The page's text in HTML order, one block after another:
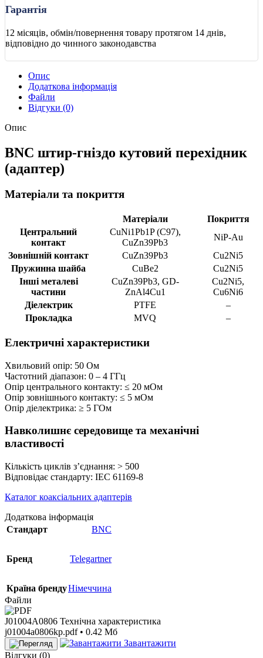
Гарантія
12 місяців, обмін/повернення товару протягом 14 днів,
відповідно до чинного законодавства
Опис
Додаткова інформація
Файли
Відгуки (0)
Опис
BNC штир-гніздо кутовий перехідник
(адаптер)
Матеріали та покриття
Матеріали
Покриття
Центральний
контакт
CuNi1Pb1P (C97),
CuZn39Pb3
NiP-Au
Зовнішній контакт
CuZn39Pb3
Cu2Ni5
Пружинна шайба
CuBe2
Cu2Ni5
Інші металеві
частини
CuZn39Pb3, GD-
ZnAl4Cu1
Cu2Ni5,
Cu6Ni6
Діелектрик
PTFE
–
Прокладка
MVQ –
Електричні характеристики
Хвильовий опір: 50 Ом
Частотний діапазон: 0 – 4 ГГц
Опір центрального контакту: ≤ 20 мОм
Опір зовнішнього контакту: ≤ 5 мОм
Опір діелектрика: ≥ 5 ГОм
Навколишнє середовище та механічні
властивості
Кількість циклів з’єднання: > 500
Відповідає стандарту: IEC 61169-8
Каталог коаксіальних адаптерів
Додаткова інформація
Стандарт
BNC
Бренд Telegartner
Країна брендуНімеччина
Файли
J01004A0806 Технічна характеристика
j01004a0806kp.pdf • 0.42 Мб
Завантажити
Відгуки (0)